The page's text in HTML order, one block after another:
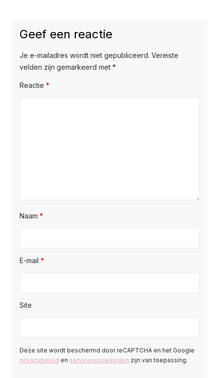
Geef een reactie
Je e-mailadres wordt niet gepubliceerd. Vereiste
velden zijn gemarkeerd met *
Reactie *
Naam *
E-mail *
Site
Deze site wordt beschermd door reCAPTCHA en het Google
privacybeleid en servicevoorwaarden zijn van toepassing.